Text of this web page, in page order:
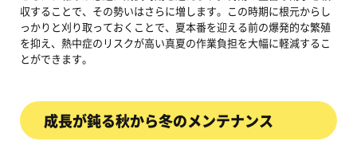
収することで、その勢いはさらに増します。この時期に根元からし
っかりと刈り取っておくことで、夏本番を迎える前の爆発的な繁殖
を抑え、熱中症のリスクが高い真夏の作業負担を大幅に軽減するこ
とができます。
成長が鈍る秋から冬のメンテナンス